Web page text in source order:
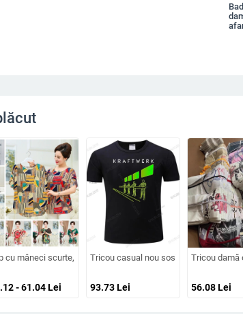
satin 2025 Vara transfrontalieră Îmbrăcăminte pentru femei
cu mâneci scurte, floral, pentru femei de vârstă mijlocie,
- 61.04Lei
Tricou casual nou sosit Kraftwerk 3D
93.73Lei
Tricou damă
56.08Lei